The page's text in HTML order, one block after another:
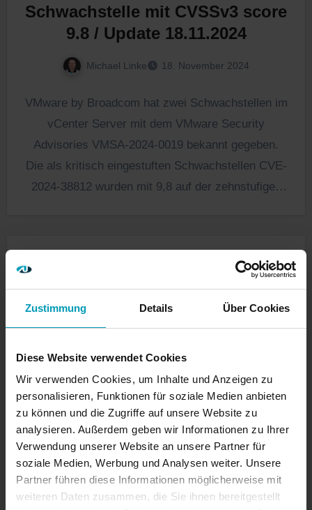
Zustimmung Details Über Cookies
Diese Website verwendet Cookies
Wir verwenden Cookies, um Inhalte und Anzeigen zu
personalisieren, Funktionen für soziale Medien anbieten
zu können und die Zugriffe auf unsere Website zu
analysieren. Außerdem geben wir Informationen zu Ihrer
Verwendung unserer Website an unsere Partner für
soziale Medien, Werbung und Analysen weiter. Unsere
Partner führen diese Informationen möglicherweise mit
weiteren Daten zusammen, die Sie ihnen bereitgestellt
Schwachstelle mit CVSSv3 score
9.8 / Update 18.11.2024
Michael Linke 18. November 2024
VMware by Broadcom hat zwei Schwachstellen im
vCenter Server mit dem VMware Security
Advisories VMSA-2024-0019 bekannt gegeben.
Die als kritisch eingestuften Schwachstellen CVE-
2024-38812 wurden mit 9,8 auf der zehnstufigen
Virtualization
Erfahrungsbericht: Cisco UCS-X
mit NVMe-FC Datastores und
Matthias Beller 29. Juli 2024
Dieser Artikel soll einen Einblick in eines meiner
letzten Projekte geben und aufzeigen, was ein
Protokollwechsel im Storage Bereich für „Folgen“
im Datacenter hat. Doch bevor wir anfangen, hier
ein…